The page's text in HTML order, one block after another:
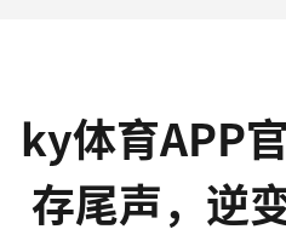
ky体育APP
存尾声，逆